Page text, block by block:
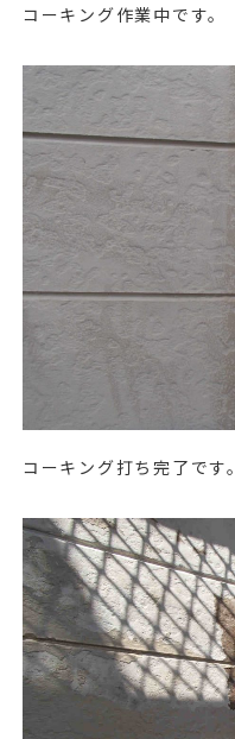
コーキング作業中です。
コーキング打ち完了です。